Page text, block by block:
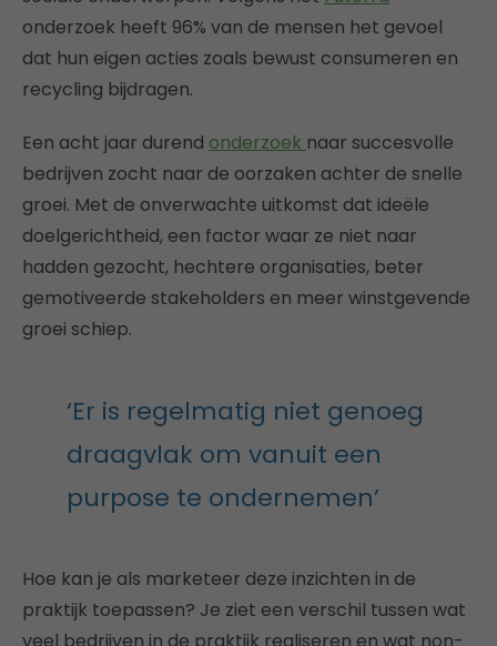
onderzoek heeft 96% van de mensen het gevoel
dat hun eigen acties zoals bewust consumeren en
recycling bijdragen.
Een acht jaar durend onderzoek naar succesvolle
bedrijven zocht naar de oorzaken achter de snelle
groei. Met de onverwachte uitkomst dat ideële
doelgerichtheid, een factor waar ze niet naar
hadden gezocht, hechtere organisaties, beter
gemotiveerde stakeholders en meer winstgevende
groei schiep.
‘Er is regelmatig niet genoeg
draagvlak om vanuit een
purpose te ondernemen’
Hoe kan je als marketeer deze inzichten in de
praktijk toepassen? Je ziet een verschil tussen wat